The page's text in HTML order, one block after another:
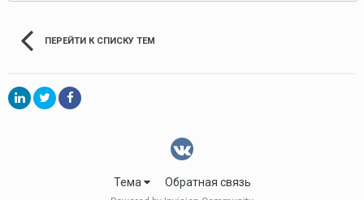
ПЕРЕЙТИ К СПИСКУ ТЕМ
Тема Обратная связь